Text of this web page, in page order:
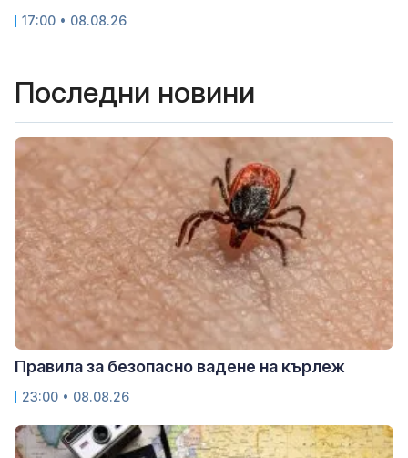
17:00 • 08.08.26
Последни новини
Правила за безопасно вадене на кърлеж
23:00 • 08.08.26